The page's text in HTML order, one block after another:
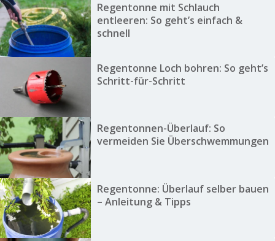
Regentonne mit Schlauch
entleeren: So geht’s einfach &
schnell
Regentonne Loch bohren: So geht’s
Schritt-für-Schritt
Regentonnen-Überlauf: So
vermeiden Sie Überschwemmungen
Regentonne: Überlauf selber bauen
– Anleitung & Tipps